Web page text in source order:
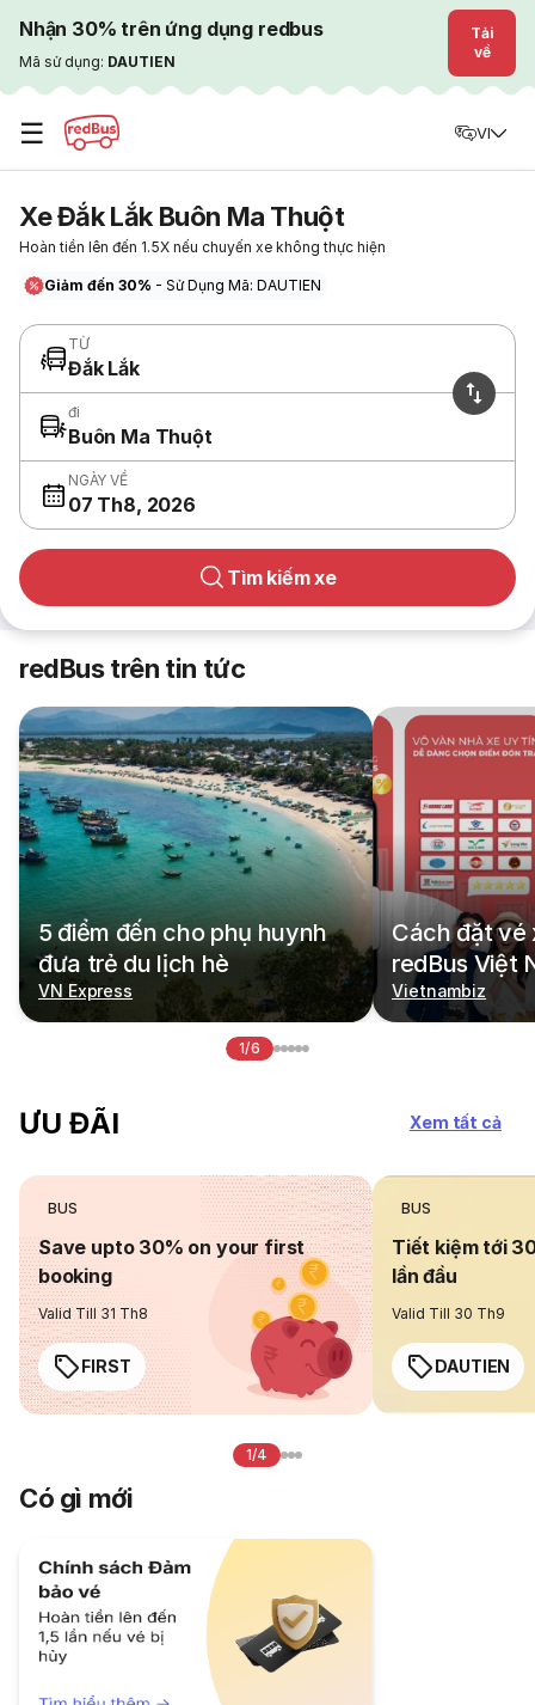
Nhận 30% trên ứng dụng redbus
Mã sử dụng: DAUTIEN
Tải
về
☰ VI
Xe Đắk Lắk Buôn Ma Thuột
Hoàn tiền lên đến 1.5X nếu chuyến xe không thực hiện
Giảm đến 30% - Sử Dụng Mã: DAUTIEN
TỪ
Đắk Lắk
đi
Buôn Ma Thuột
NGÀY VỀ
07 Th8, 2026
Tìm kiếm xe
redBus trên tin tức
5 điểm đến cho phụ huynh
đưa trẻ du lịch hè
VN Express
Cách đặt vé
redBus Việt
Vietnambiz
1/6
ƯU ĐÃI Xem tất cả
BUS
Save upto 30% on your first
booking
Valid Till 31 Th8
FIRST
BUS
Tiết kiệm tới
lần đầu
Valid Till 30 Th9
DAUTIEN
1/4
Có gì mới